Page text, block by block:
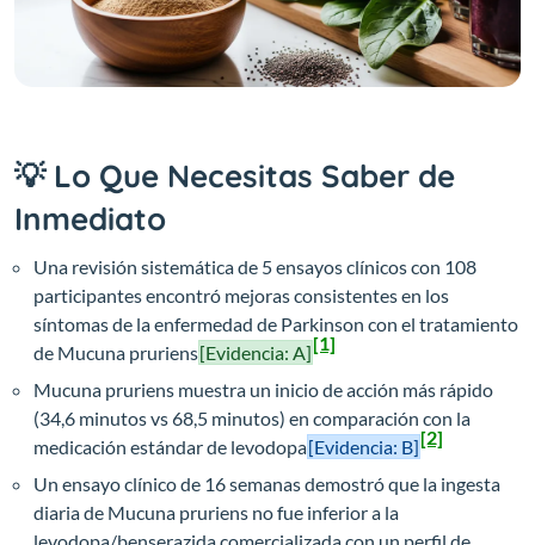
💡 Lo Que Necesitas Saber de
Inmediato
Una revisión sistemática de 5 ensayos clínicos con 108
participantes encontró mejoras consistentes en los
síntomas de la enfermedad de Parkinson con el tratamiento
de Mucuna pruriens[Evidencia: A][1]
Mucuna pruriens muestra un inicio de acción más rápido
(34,6 minutos vs 68,5 minutos) en comparación con la
medicación estándar de levodopa[Evidencia: B][2]
Un ensayo clínico de 16 semanas demostró que la ingesta
diaria de Mucuna pruriens no fue inferior a la